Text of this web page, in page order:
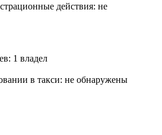
действия: не
1 владел
в такси: не обнаружены